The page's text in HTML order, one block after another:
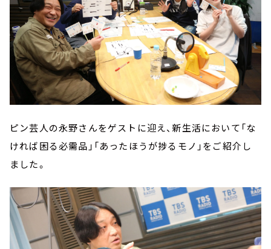
ピン芸人の永野さんをゲストに迎え、新生活において「な
ければ困る必需品」「あったほうが捗るモノ」をご紹介し
ました。